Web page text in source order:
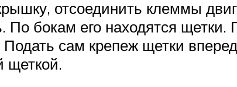
отсоединить клеммы
По бокам его находятся щетки.
сам крепеж щетки
щеткой.